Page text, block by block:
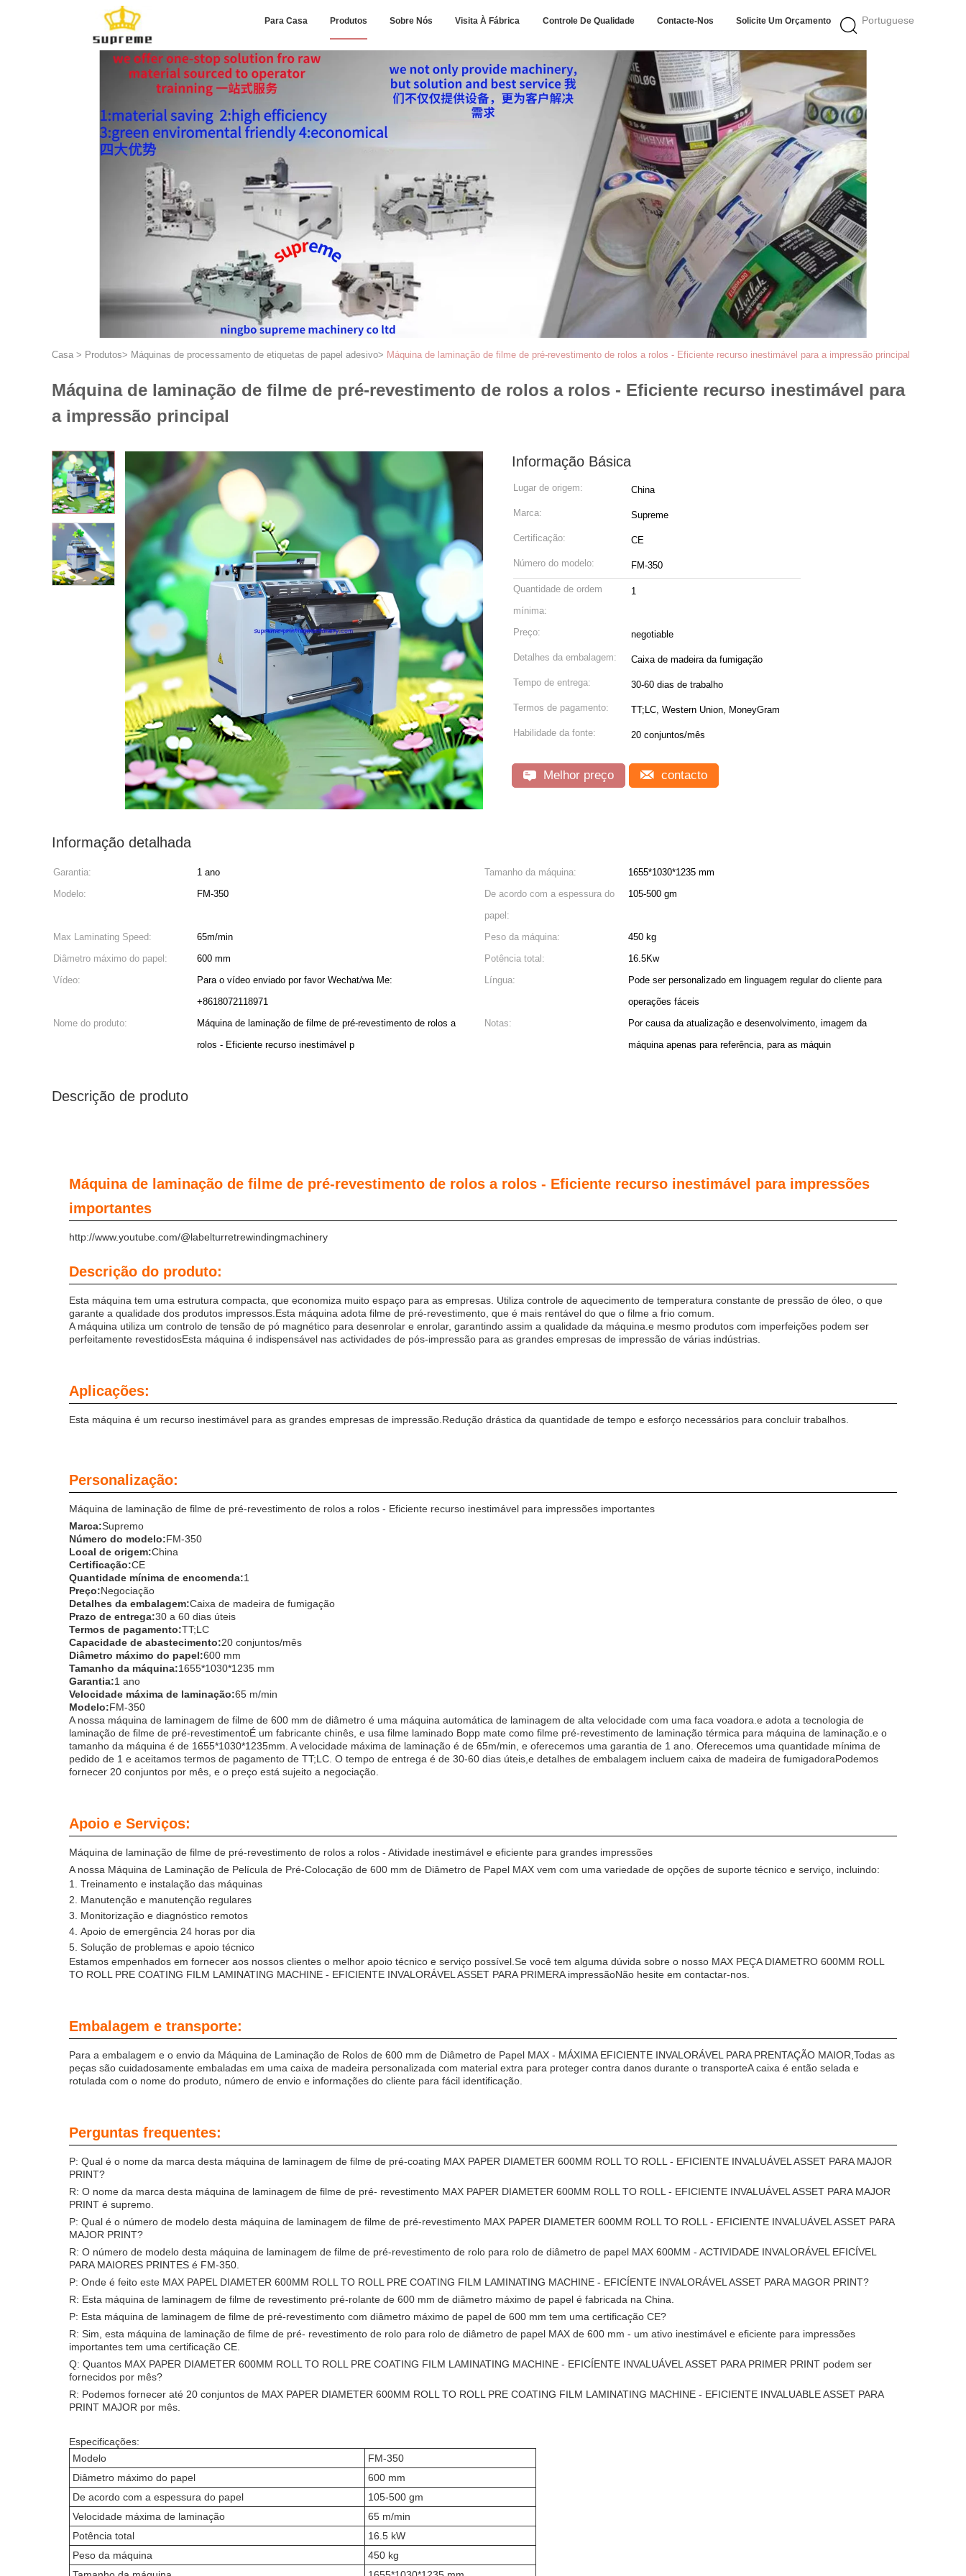
Portuguese
Para Casa Produtos Sobre Nós Visita À Fábrica Controle De Qualidade Contacte-Nos Solicite Um Orçamento
Casa > Produtos> Máquinas de processamento de etiquetas de papel adesivo> Máquina de laminação de filme de pré-revestimento de rolos a rolos - Eficiente recurso inestimável para a impressão principal
Máquina de laminação de filme de pré-revestimento de rolos a rolos - Eficiente recurso inestimável para
a impressão principal
Informação Básica
Lugar de origem: China
Marca: Supreme
Certificação: CE
Número do modelo: FM-350
Quantidade de ordem
mínima:
1
Preço: negotiable
Detalhes da embalagem: Caixa de madeira da fumigação
Tempo de entrega: 30-60 dias de trabalho
Termos de pagamento: TT;LC, Western Union, MoneyGram
Habilidade da fonte: 20 conjuntos/mês
Melhor preço contacto
Informação detalhada
Garantia: 1 ano Tamanho da máquina:
1655*1030*1235 mm
Modelo:
FM-350
De acordo com a espessura do
papel:
105-500 gm
Max Laminating Speed: 65m/min Peso da máquina:
450 kg
Diâmetro máximo do papel:
600 mm Potência total:
16.5Kw
Vídeo:
Para o vídeo enviado por favor Wechat/wa Me:
+8618072118971
Língua:
Pode ser personalizado em linguagem regular do cliente para
operações fáceis
Nome do produto:
Máquina de laminação de filme de pré-revestimento de rolos a
rolos - Eficiente recurso inestimável p
Notas:
Por causa da atualização e desenvolvimento, imagem da
máquina apenas para referência, para as máquin
Descrição de produto
Máquina de laminação de filme de pré-revestimento de rolos a rolos - Eficiente recurso inestimável para impressões
importantes
http://www.youtube.com/@labelturretrewindingmachinery
Descrição do produto:
Esta máquina tem uma estrutura compacta, que economiza muito espaço para as empresas. Utiliza controle de aquecimento de temperatura constante de pressão de óleo, o que
garante a qualidade dos produtos impressos.Esta máquina adota filme de pré-revestimento, que é mais rentável do que o filme a frio comum.
A máquina utiliza um controlo de tensão de pó magnético para desenrolar e enrolar, garantindo assim a qualidade da máquina.e mesmo produtos com imperfeições podem ser
perfeitamente revestidosEsta máquina é indispensável nas actividades de pós-impressão para as grandes empresas de impressão de várias indústrias.
Aplicações:
Esta máquina é um recurso inestimável para as grandes empresas de impressão.Redução drástica da quantidade de tempo e esforço necessários para concluir trabalhos.
Personalização:
Máquina de laminação de filme de pré-revestimento de rolos a rolos - Eficiente recurso inestimável para impressões importantes
Marca:Supremo
Número do modelo:FM-350
Local de origem:China
Certificação:CE
Quantidade mínima de encomenda:1
Preço:Negociação
Detalhes da embalagem:Caixa de madeira de fumigação
Prazo de entrega:30 a 60 dias úteis
Termos de pagamento:TT;LC
Capacidade de abastecimento:20 conjuntos/mês
Diâmetro máximo do papel:600 mm
Tamanho da máquina:1655*1030*1235 mm
Garantia:1 ano
Velocidade máxima de laminação:65 m/min
Modelo:FM-350
A nossa máquina de laminagem de filme de 600 mm de diâmetro é uma máquina automática de laminagem de alta velocidade com uma faca voadora.e adota a tecnologia de
laminação de filme de pré-revestimentoÉ um fabricante chinês, e usa filme laminado Bopp mate como filme pré-revestimento de laminação térmica para máquina de laminação.e o
tamanho da máquina é de 1655*1030*1235mm. A velocidade máxima de laminação é de 65m/min, e oferecemos uma garantia de 1 ano. Oferecemos uma quantidade mínima de
pedido de 1 e aceitamos termos de pagamento de TT;LC. O tempo de entrega é de 30-60 dias úteis,e detalhes de embalagem incluem caixa de madeira de fumigadoraPodemos
fornecer 20 conjuntos por mês, e o preço está sujeito a negociação.
Apoio e Serviços:
Máquina de laminação de filme de pré-revestimento de rolos a rolos - Atividade inestimável e eficiente para grandes impressões
A nossa Máquina de Laminação de Película de Pré-Colocação de 600 mm de Diâmetro de Papel MAX vem com uma variedade de opções de suporte técnico e serviço, incluindo:
Treinamento e instalação das máquinas
Manutenção e manutenção regulares
Monitorização e diagnóstico remotos
Apoio de emergência 24 horas por dia
Solução de problemas e apoio técnico
Estamos empenhados em fornecer aos nossos clientes o melhor apoio técnico e serviço possível.Se você tem alguma dúvida sobre o nosso MAX PEÇA DIAMETRO 600MM ROLL
TO ROLL PRE COATING FILM LAMINATING MACHINE - EFICIENTE INVALORÁVEL ASSET PARA PRIMERA impressãoNão hesite em contactar-nos.
Embalagem e transporte:
Para a embalagem e o envio da Máquina de Laminação de Rolos de 600 mm de Diâmetro de Papel MAX - MÁXIMA EFICIENTE INVALORÁVEL PARA PRENTAÇÃO MAIOR,Todas as
peças são cuidadosamente embaladas em uma caixa de madeira personalizada com material extra para proteger contra danos durante o transporteA caixa é então selada e
rotulada com o nome do produto, número de envio e informações do cliente para fácil identificação.
Perguntas frequentes:
P: Qual é o nome da marca desta máquina de laminagem de filme de pré-coating MAX PAPER DIAMETER 600MM ROLL TO ROLL - EFICIENTE INVALUÁVEL ASSET PARA MAJOR
PRINT?
R: O nome da marca desta máquina de laminagem de filme de pré- revestimento MAX PAPER DIAMETER 600MM ROLL TO ROLL - EFICIENTE INVALUÁVEL ASSET PARA MAJOR
PRINT é supremo.
P: Qual é o número de modelo desta máquina de laminagem de filme de pré-revestimento MAX PAPER DIAMETER 600MM ROLL TO ROLL - EFICIENTE INVALUÁVEL ASSET PARA
MAJOR PRINT?
R: O número de modelo desta máquina de laminagem de filme de pré-revestimento de rolo para rolo de diâmetro de papel MAX 600MM - ACTIVIDADE INVALORÁVEL EFICÍVEL
PARA MAIORES PRINTES é FM-350.
P: Onde é feito este MAX PAPEL DIAMETER 600MM ROLL TO ROLL PRE COATING FILM LAMINATING MACHINE - EFICÍENTE INVALORÁVEL ASSET PARA MAGOR PRINT?
R: Esta máquina de laminagem de filme de revestimento pré-rolante de 600 mm de diâmetro máximo de papel é fabricada na China.
P: Esta máquina de laminagem de filme de pré-revestimento com diâmetro máximo de papel de 600 mm tem uma certificação CE?
R: Sim, esta máquina de laminação de filme de pré- revestimento de rolo para rolo de diâmetro de papel MAX de 600 mm - um ativo inestimável e eficiente para impressões
importantes tem uma certificação CE.
Q: Quantos MAX PAPER DIAMETER 600MM ROLL TO ROLL PRE COATING FILM LAMINATING MACHINE - EFICÍENTE INVALUÁVEL ASSET PARA PRIMER PRINT podem ser
fornecidos por mês?
R: Podemos fornecer até 20 conjuntos de MAX PAPER DIAMETER 600MM ROLL TO ROLL PRE COATING FILM LAMINATING MACHINE - EFICIENTE INVALUABLE ASSET PARA
PRINT MAJOR por mês.
Especificações:
Modelo
FM-350
Diâmetro máximo do papel
600 mm
De acordo com a espessura do papel
105-500 gm
Velocidade máxima de laminação
65 m/min
Potência total
16.5 kW
Peso da máquina
450 kg